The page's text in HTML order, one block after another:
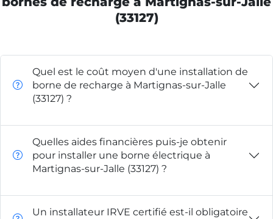
(33127)
Quel est le coût moyen d'une installation de
borne de recharge à Martignas-sur-Jalle
(33127) ?
Quelles aides financières puis-je obtenir
pour installer une borne électrique à
Martignas-sur-Jalle (33127) ?
Un installateur IRVE certifié est-il obligatoire